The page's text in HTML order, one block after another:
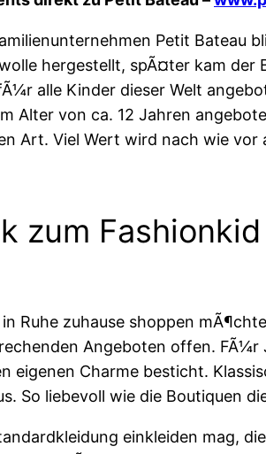
Petit Bateau
hergestellt, spÃ¤ter kam
alle Kinder dieser Welt
Alter von ca. 12 Jahren
Art. Viel Wert wird nach wie
zum
Ruhe zuhause shoppen
Angeboten offen.
eigenen Charme besticht.
So liebevoll wie die Boutiquen
einkleiden mag,